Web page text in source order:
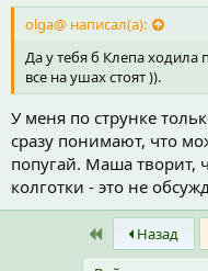
olga@ написал(а):
Да у тебя б Клепа ходила
все на ушах стоят )).
У меня по струнке
сразу понимают, что
попугай. Маша творит,
колготки - это не
First Назад